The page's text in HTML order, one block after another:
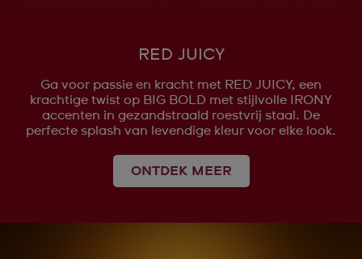
RED JUICY
Ga voor passie en kracht met RED JUICY, een
krachtige twist op BIG BOLD met stijlvolle IRONY
accenten in gezandstraald roestvrij staal. De
perfecte splash van levendige kleur voor elke look.
ONTDEK MEER